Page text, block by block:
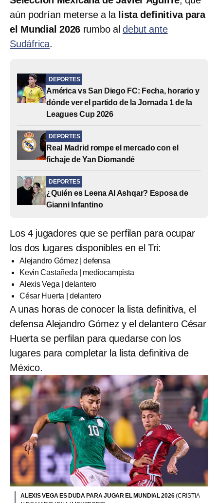
aún podrían meterse a lalista definitiva para
el Mundial 2026 rumbo aldebut ante
Sudáfrica.
DEPORTES
América vs San Diego FC: Fecha, horario y
dónde ver el partido de la Jornada 1 de la
Leagues Cup 2026
DEPORTES
Real Madrid rompe el mercado con el
fichaje de Yan Diomandé
DEPORTES
¿Quién es Leena Al Ashqar? Esposa de
Gianni Infantino
Los 4 jugadores que se perfilan para ocupar
los dos lugares disponibles en el Tri:
Alejandro Gómez | defensa
Kevin Castañeda | mediocampista
Alexis Vega | delantero
César Huerta | delantero
A unas horas de conocer la lista definitiva, el
defensa Alejandro Gómez y el delantero César
Huerta se perfilan para quedarse con los
lugares para completar la lista definitiva de
México.
ALEXIS VEGA ES DUDA PARA JUGAR EL MUNDIAL 2026(CRISTIA